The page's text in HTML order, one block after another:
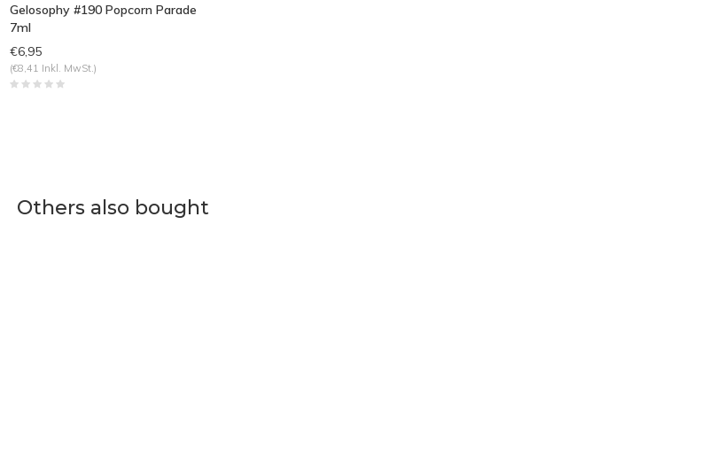
Gelosophy #190 Popcorn Parade
7ml
€6,95
(€8,41 Inkl. MwSt.)
Others also bought